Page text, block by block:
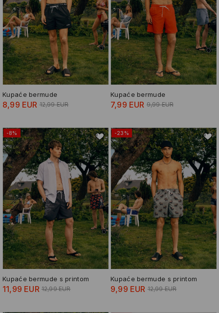
Kupaće bermude
8,99 EUR 12,99 EUR
Kupaće bermude
7,99 EUR 9,99 EUR
-8%
Kupaće bermude s printom
11,99 EUR 12,99 EUR
-23%
Kupaće bermude s printom
9,99 EUR 12,99 EUR